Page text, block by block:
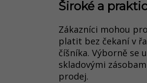
Široké a
Zákazníci mohou
platit bez čekaní v
číšníka. Výborně se
skladovými
prodej.